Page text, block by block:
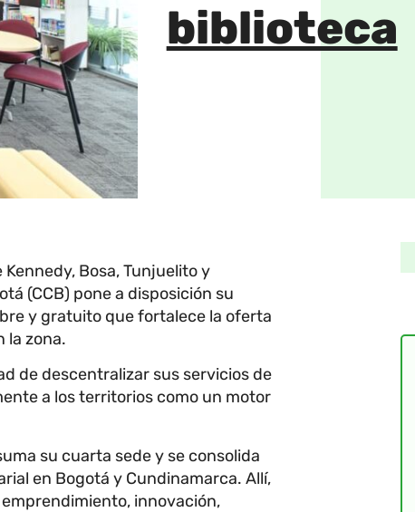
biblioteca
Bosa, Tunjuelito y
(CCB) pone a disposición su
y gratuito que fortalece la oferta
la zona.
de descentralizar sus servicios de
a los territorios como un motor
su cuarta sede y se consolida
en Bogotá y Cundinamarca. Allí,
innovación,